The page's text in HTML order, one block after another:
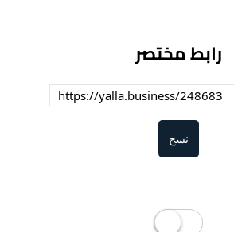
رابط مختصر
نسخ